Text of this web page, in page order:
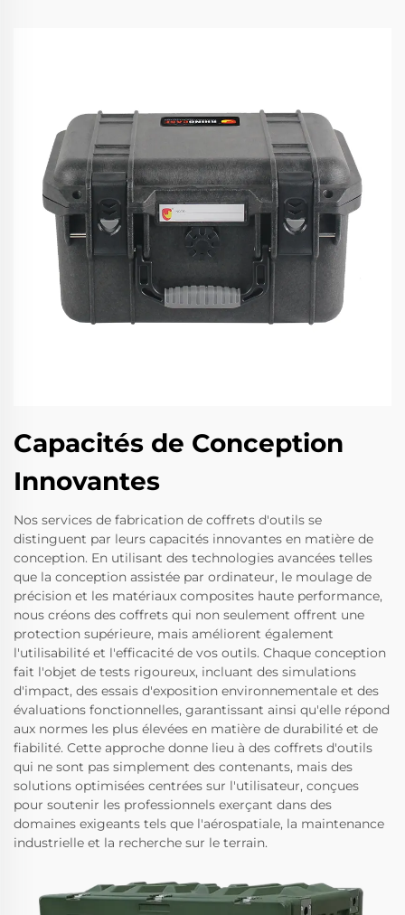
Capacités de Conception
Innovantes
Nos services de fabrication de coffrets d'outils se
distinguent par leurs capacités innovantes en matière de
conception. En utilisant des technologies avancées telles
que la conception assistée par ordinateur, le moulage de
précision et les matériaux composites haute performance,
nous créons des coffrets qui non seulement offrent une
protection supérieure, mais améliorent également
l'utilisabilité et l'efficacité de vos outils. Chaque conception
fait l'objet de tests rigoureux, incluant des simulations
d'impact, des essais d'exposition environnementale et des
évaluations fonctionnelles, garantissant ainsi qu'elle répond
aux normes les plus élevées en matière de durabilité et de
fiabilité. Cette approche donne lieu à des coffrets d'outils
qui ne sont pas simplement des contenants, mais des
solutions optimisées centrées sur l'utilisateur, conçues
pour soutenir les professionnels exerçant dans des
domaines exigeants tels que l'aérospatiale, la maintenance
industrielle et la recherche sur le terrain.